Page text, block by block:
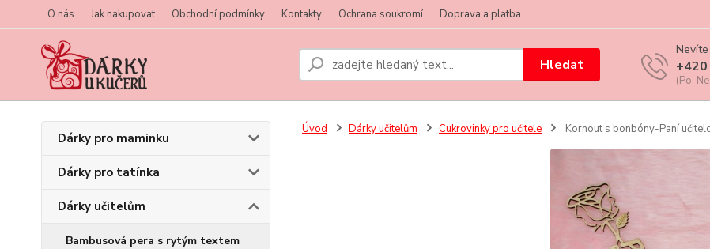
O nás Jak nakupovat Obchodní podmínky Kontakty Ochrana soukromí Doprava a platba
Hledat
(Po-
Dárky pro maminku
Dárky pro tatínka
Dárky učitelům
Bambusová pera s rytým textem
Úvod Dárky učitelům Cukrovinky pro učitele Kornout s bonbóny-Paní